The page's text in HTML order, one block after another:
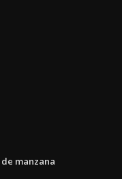
manzana